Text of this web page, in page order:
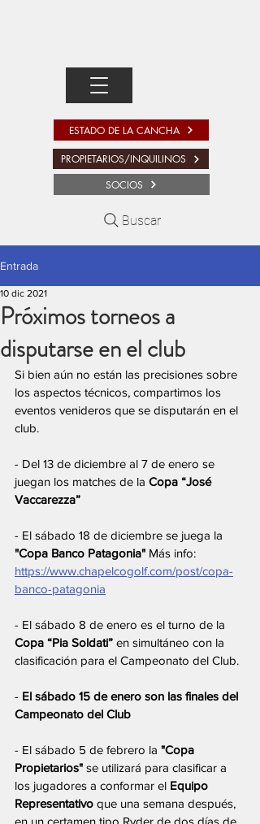
SOCIOS
ESTADO DE LA CANCHA
PROPIETARIOS/INQUILINOS
Buscar
Entrada
Próximos torneos a
disputarse en el club
10 dic 2021
Si bien aún no están las precisiones sobre
los aspectos técnicos, compartimos los
eventos venideros que se disputarán en el
club.
- Del 13 de diciembre al 7 de enero se
juegan los matches de la Copa “José
Vaccarezza”
- El sábado 18 de diciembre se juega la
"Copa Banco Patagonia" Más info:
https://www.chapelcogolf.com/post/copa-
banco-patagonia
- El sábado 8 de enero es el turno de la
Copa “Pia Soldati” en simultáneo con la
clasificación para el Campeonato del Club.
- El sábado 15 de enero son las finales del
Campeonato del Club
- El sábado 5 de febrero la "Copa
Propietarios" se utilizará para clasificar a
los jugadores a conformar el Equipo
Representativo que una semana después,
en un certamen tipo Ryder de dos días de